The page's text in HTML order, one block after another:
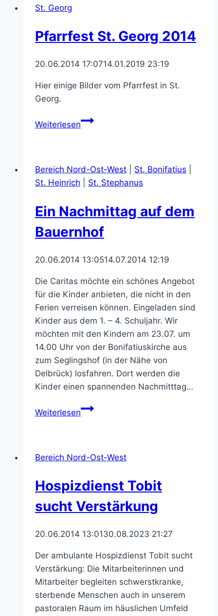
St. Georg
Pfarrfest St. Georg 2014
20.06.2014 17:0714.01.2019 23:19
Hier einige Bilder vom Pfarrfest in St.
Georg.
WeiterlesenPfarrfest
Bereich Nord-Ost-West
St. Bonifatius
St. Heinrich
St. Stephanus
Ein Nachmittag auf dem
Bauernhof
20.06.2014 13:0514.07.2014 12:19
Die Caritas möchte ein schönes Angebot
für die Kinder anbieten, die nicht in den
Ferien verreisen können. Eingeladen sind
Kinder aus dem 1. – 4. Schuljahr. Wir
möchten mit den Kindern am 23.07. um
14.00 Uhr von der Bonifatiuskirche aus
zum Seglingshof (in der Nähe von
Delbrück) losfahren. Dort werden die
Kinder einen spannenden Nachmitttag…
WeiterlesenEin
Bauernhof
Bereich Nord-Ost-West
Hospizdienst Tobit
sucht Verstärkung
20.06.2014 13:0130.08.2023 21:27
Der ambulante Hospizdienst Tobit sucht
Verstärkung: Die Mitarbeiterinnen und
Mitarbeiter begleiten schwerstkranke,
sterbende Menschen auch in unserem
pastoralen Raum im häuslichen Umfeld